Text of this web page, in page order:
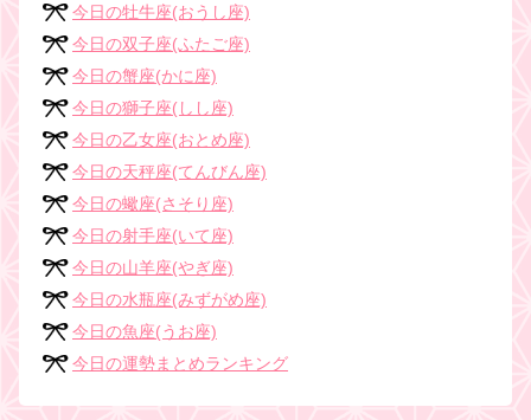
今日の牡牛座(おうし座)
今日の双子座(ふたご座)
今日の蟹座(かに座)
今日の獅子座(しし座)
今日の乙女座(おとめ座)
今日の天秤座(てんびん座)
今日の蠍座(さそり座)
今日の射手座(いて座)
今日の山羊座(やぎ座)
今日の水瓶座(みずがめ座)
今日の魚座(うお座)
今日の運勢まとめランキング